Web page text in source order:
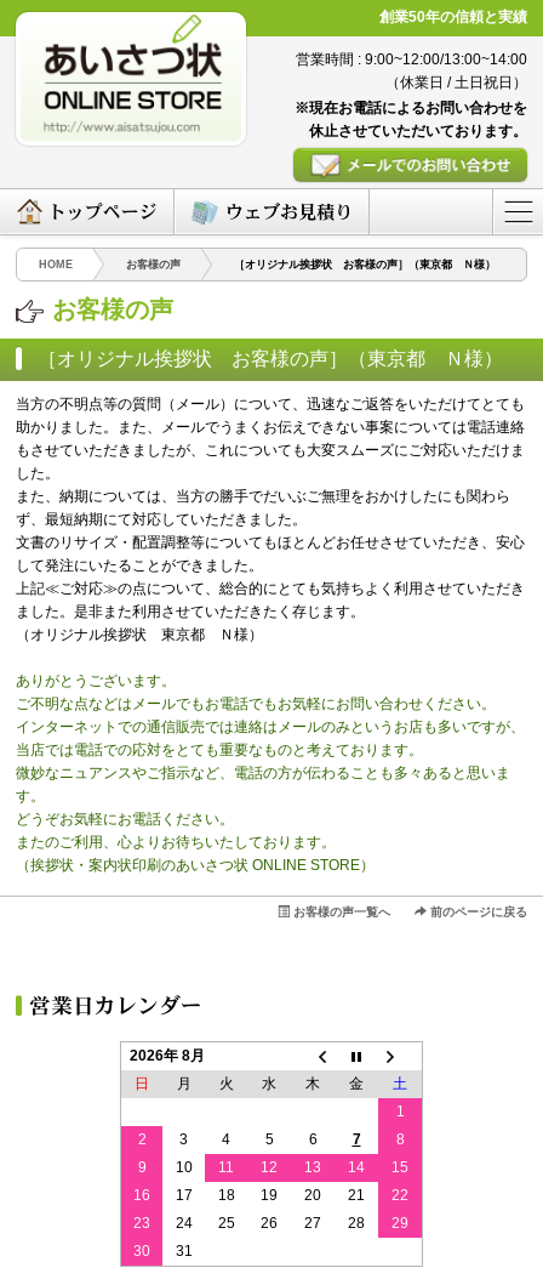
創業50年の信頼と実績
営業時間 : 9:00~12:00/13:00~14:00
（休業日 / 土日祝日）
※現在お電話によるお問い合わせを
休止させていただいております。
HOME お客様の声 ［オリジナル挨拶状 お客様の声］（東京都 Ｎ様）
お客様の声
［オリジナル挨拶状 お客様の声］（東京都 Ｎ様）
（2016/04/11）
当方の不明点等の質問（メール）について、迅速なご返答をいただけてとても
助かりました。また、メールでうまくお伝えできない事案については電話連絡
もさせていただきましたが、これについても大変スムーズにご対応いただけま
した。
また、納期については、当方の勝手でだいぶご無理をおかけしたにも関わら
ず、最短納期にて対応していただきました。
文書のリサイズ・配置調整等についてもほとんどお任せさせていただき、安心
して発注にいたることができました。
上記≪ご対応≫の点について、総合的にとても気持ちよく利用させていただき
ました。是非また利用させていただきたく存じます。
（オリジナル挨拶状 東京都 Ｎ様）
ありがとうございます。
ご不明な点などはメールでもお電話でもお気軽にお問い合わせください。
インターネットでの通信販売では連絡はメールのみというお店も多いですが、
当店では電話での応対をとても重要なものと考えております。
微妙なニュアンスやご指示など、電話の方が伝わることも多々あると思いま
す。
どうぞお気軽にお電話ください。
またのご利用、心よりお待ちいたしております。
（挨拶状・案内状印刷のあいさつ状 ONLINE STORE）
お客様の声一覧へ 前のページに戻る
2026年 8月
日
月 火 水 木 金
土
1
2
3 4 5 6 7
8
9
10 11 12 13 14
15
16
17 18 19 20 21
22
23
24 25 26 27 28
29
30
31